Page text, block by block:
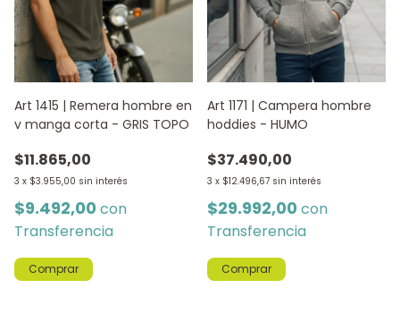
Art 1415 | Remera hombre en
v manga corta - GRIS TOPO
$11.865,00
3 x $3.955,00 sin interés
$9.492,00 con
Transferencia
Comprar
Art 1171 | Campera hombre
hoddies - HUMO
$37.490,00
3 x $12.496,67 sin interés
$29.992,00 con
Transferencia
Comprar